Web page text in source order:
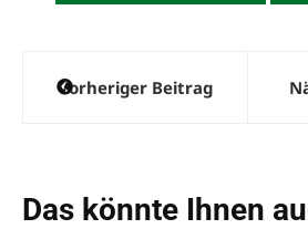
Vorheriger Beitrag
Das könnte Ihnen